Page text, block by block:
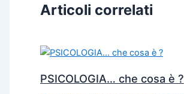
Articoli correlati
PSICOLOGIA… che cosa è ?